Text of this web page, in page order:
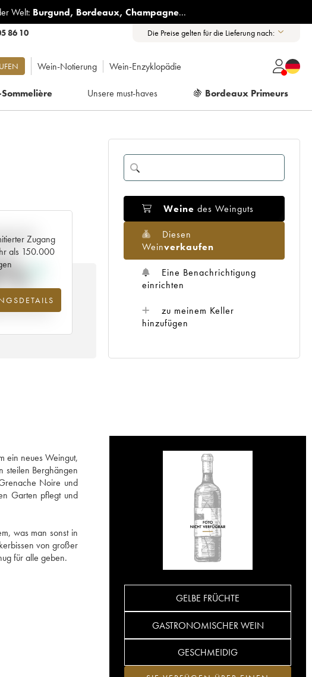
Welt: Burgund, Bordeaux, Champagne...
86 10 Die Preise gelten für die Lieferung nach:
Wein-Notierung Wein-Enzyklopädie
Unsere must-haves 🍇 Bordeaux Primeurs
Zugang
als 150.000
der
2017 im
Jahr 2025
Weine des Weinguts
Diesen
Weinverkaufen
Eine Benachrichtigung
einrichten
zu meinem Keller
hinzufügen
ein neues Weingut,
steilen Berghängen
Noire und
Garten pflegt und
was man sonst in
von großer
für alle geben.
GELBE FRÜCHTE
GASTRONOMISCHER WEIN
GESCHMEIDIG